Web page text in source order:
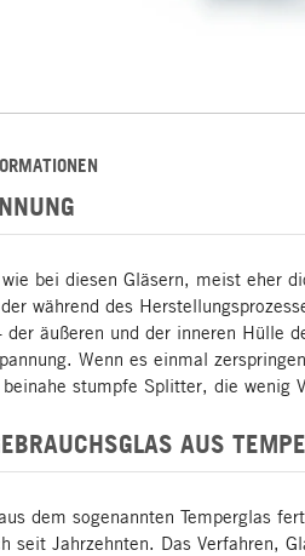
bei diesen Gläsern, meist eher
während des
der äußeren und der inneren Hülle
Wenn es einmal
stumpfe Splitter, die wenig
AUS
dem sogenannten Temperglas
seit Jahrzehnten. Das Verfahren,